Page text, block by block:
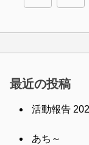
最近の投稿
活動報告
あち～